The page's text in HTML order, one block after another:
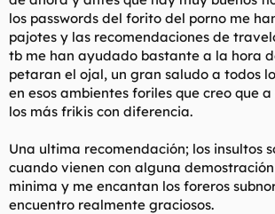
los passwords del forito del porno me
pajotes y las recomendaciones de
tb me han ayudado bastante a la hora
petaran el ojal, un gran saludo a todos
en esos ambientes foriles que creo que
los más frikis con diferencia.
Una ultima recomendación; los insultos
cuando vienen con alguna
minima y me encantan los foreros
encuentro realmente graciosos.